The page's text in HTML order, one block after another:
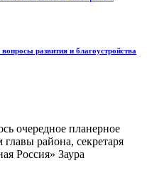
развития и благоустройства
очередное планерное
района, секретаря
Россия» Заура